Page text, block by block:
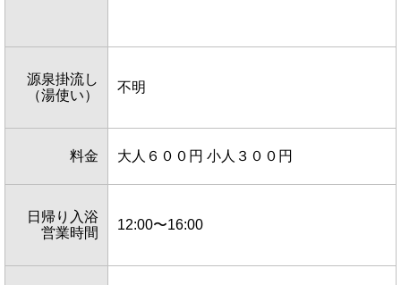
源泉掛流し
（湯使い）
不明
料金 大人６００円 小人３００円
日帰り入浴
営業時間
12:00〜16:00